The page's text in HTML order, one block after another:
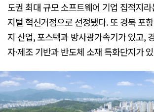
도권 최대 규모 소프트웨어 기업 집적지
지털 혁신거점으로 선정됐다. 또 경북 포
지 산업, 포스텍과 방사광가속기가 있고,
자·제조 기반과 반도체 소재 특화단지가